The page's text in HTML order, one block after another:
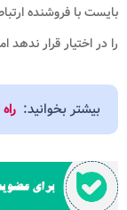
بایست با فروشنده
را در اختیار قرار
بیشتر بخوانید: